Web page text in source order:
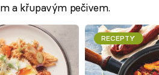
a křupavým pečivem.
RECEPTY